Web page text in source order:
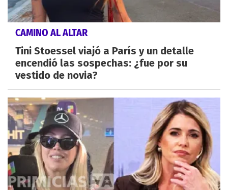
CAMINO AL ALTAR
Tini Stoessel viajó a París y un detalle
encendió las sospechas: ¿fue por su
vestido de novia?